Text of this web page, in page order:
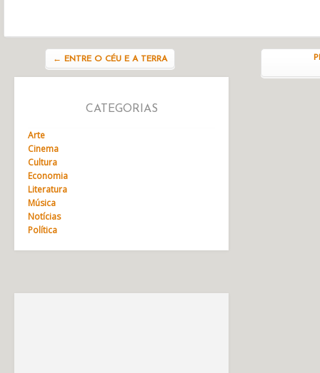
← ENTRE O CÉU E A TERRA
CATEGORIAS
Arte
Cinema
Cultura
Economia
Literatura
Música
Notícias
Política